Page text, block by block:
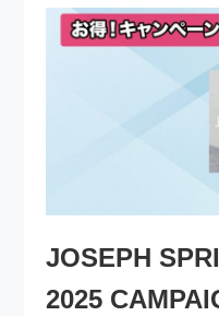
JOSEPH
2025